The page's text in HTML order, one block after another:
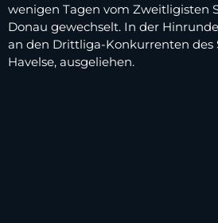
wenigen Tagen vom Zweitligisten
Donau gewechselt. In der
an den Drittliga-Konkurrenten des
Havelse, ausgeliehen.